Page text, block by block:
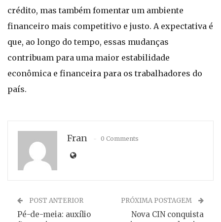
crédito, mas também fomentar um ambiente
financeiro mais competitivo e justo. A expectativa é
que, ao longo do tempo, essas mudanças
contribuam para uma maior estabilidade
econômica e financeira para os trabalhadores do
país.
Fran 0 Comments
POST ANTERIOR
Pé-de-meia: auxílio
PRÓXIMA POSTAGEM
Nova CIN conquista